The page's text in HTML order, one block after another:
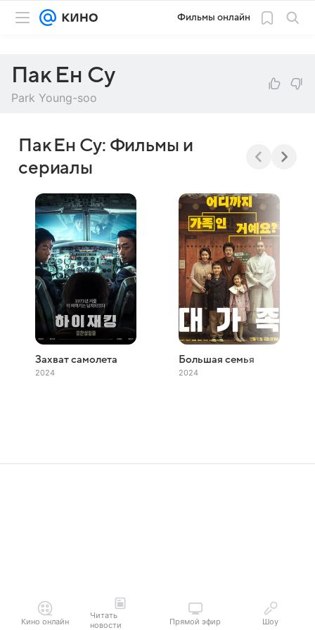
Фильмы онлайн
Пак Ен Су
Park Young-soo
Пак Ен Су: Фильмы и
сериалы
Захват самолета
2024
Большая семья
2024
Кино онлайн
Читать
новости
Прямой эфир Шоу